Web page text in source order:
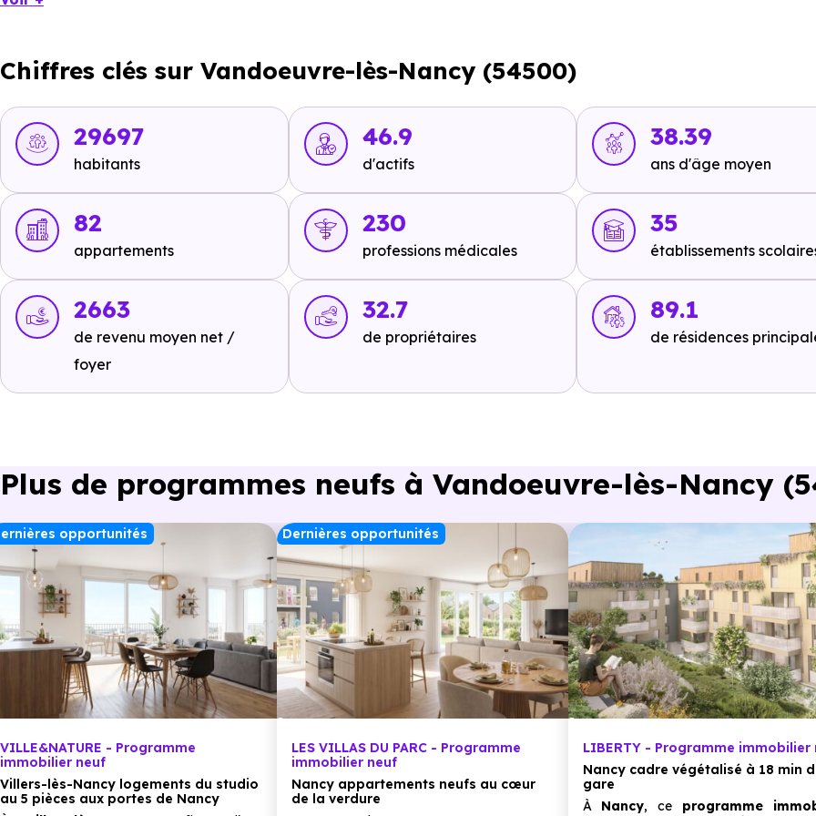
Autoroutes :
Ecoles :
Crèche :
non disponible.
Maternelle :
non disponible.
Primaire :
Lycée :
non disponible.
Supérieur :
non disponible.
Commerces :
Supermarché : non disponible
Supérette :non disponible
Boulangerie :non disponible.
Chiffres clés sur Vandoeuvre-lès-Nancy (54500)
29697
habitants
46.9
d'actifs
38.39
ans d'âge moyen
82
appartements
230
professions médicales
35
établissements
2663
de revenu moyen net /
foyer
32.7
de propriétaires
89.1
de résidences
Plus de programmes neufs à Vandoeuvre-lès-Nancy
opportunités
VILLE&NATURE - Programme
immobilier neuf
Villers-lès-Nancy logements du studio
au 5 pièces aux portes de Nancy
Dernières opportunités
LES VILLAS DU PARC - Programme
immobilier neuf
Nancy appartements neufs au cœur
de la verdure
LIBERTY - Programme immobilier
Nancy cadre végétalisé à 18 min
gare
À Nancy, ce programme